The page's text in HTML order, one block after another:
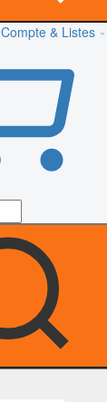
Compte & Listes